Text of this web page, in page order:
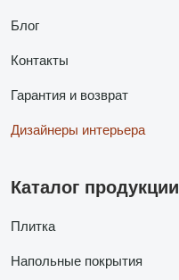
Блог
Контакты
Гарантия и возврат
Дизайнеры интерьера
Каталог продукции
Плитка
Напольные покрытия